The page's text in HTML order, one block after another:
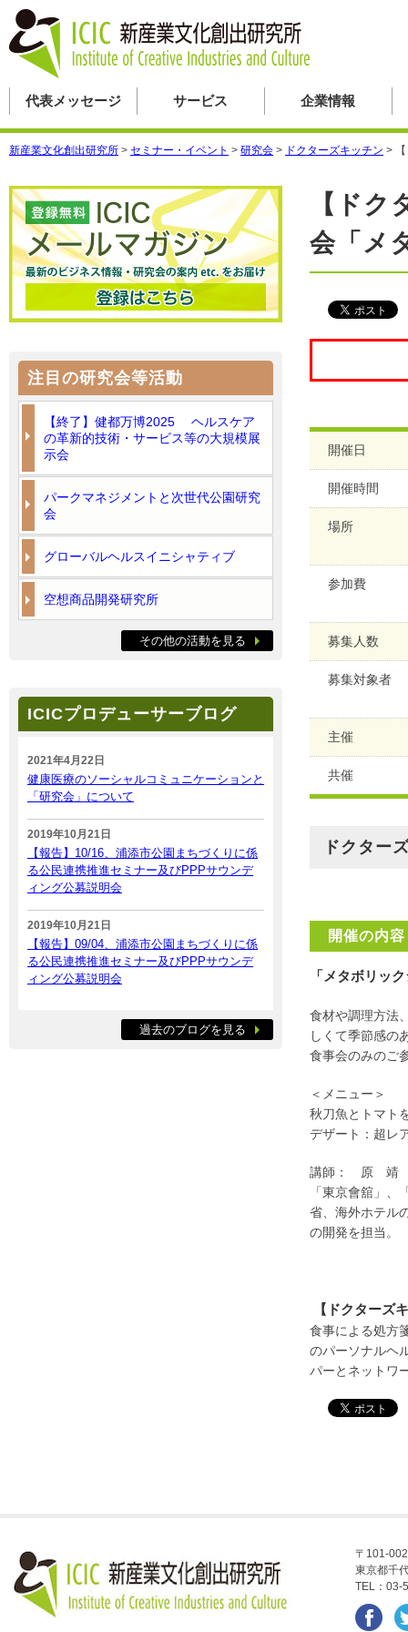
代表メッセージ サービス 企業情報
新産業文化創出研究所 > セミナー・イベント > 研究会 > ドクターズキッチン >
【ド
会「メ
開催日
開催時間
場所
参加費
募集人数
募集対象者
主催
共催
ドクター
開催の内容
「メタボリッ
食材や調理方法
しくて季節感の
食事会のみのご
＜メニュー＞
秋刀魚とトマト
デザート：超レ
講師： 原 靖
「東京會舘」
省、海外ホテル
の開発を担当。
【ドクターズ
食事による処方
のパーソナルヘ
パーとネットワ
注目の研究会等活動
【終了】健都万博2025 ヘルスケア
の革新的技術・サービス等の大規模展
示会
パークマネジメントと次世代公園研究
会
グローバルヘルスイニシャティブ
空想商品開発研究所
その他の活動を見る
ICICプロデューサーブログ
2021年4月22日
健康医療のソーシャルコミュニケーションと
「研究会」について
2019年10月21日
【報告】10/16、浦添市公園まちづくりに係
る公民連携推進セミナー及びPPPサウンデ
ィング公募説明会
2019年10月21日
【報告】09/04、浦添市公園まちづくりに係
る公民連携推進セミナー及びPPPサウンデ
ィング公募説明会
過去のブログを見る
〒101-
東京都千
TEL：